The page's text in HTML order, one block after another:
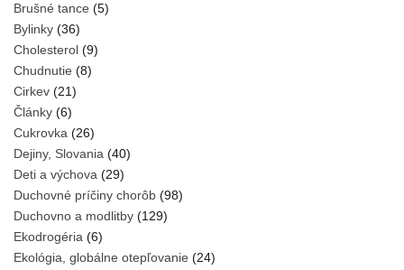
Brušné tance (5)
Bylinky (36)
Cholesterol (9)
Chudnutie (8)
Cirkev (21)
Články (6)
Cukrovka (26)
Dejiny, Slovania (40)
Deti a výchova (29)
Duchovné príčiny chorôb (98)
Duchovno a modlitby (129)
Ekodrogéria (6)
Ekológia, globálne otepľovanie (24)